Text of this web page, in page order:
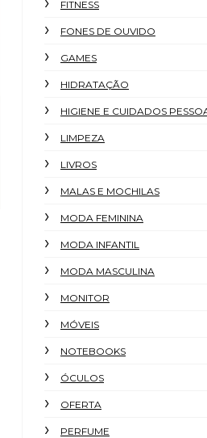
FITNESS
FONES DE OUVIDO
GAMES
HIDRATAÇÃO
HIGIENE E CUIDADOS
LIMPEZA
LIVROS
MALAS E MOCHILAS
MODA FEMININA
MODA INFANTIL
MODA MASCULINA
MONITOR
MÓVEIS
NOTEBOOKS
ÓCULOS
OFERTA
PERFUME